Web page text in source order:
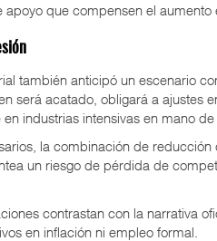
apoyo que compensen el aumento
también anticipó un escenario
será acatado, obligará a ajustes
industrias intensivas en mano de
la combinación de
un riesgo de pérdida de
contrastan con la narrativa
en inflación ni empleo formal.